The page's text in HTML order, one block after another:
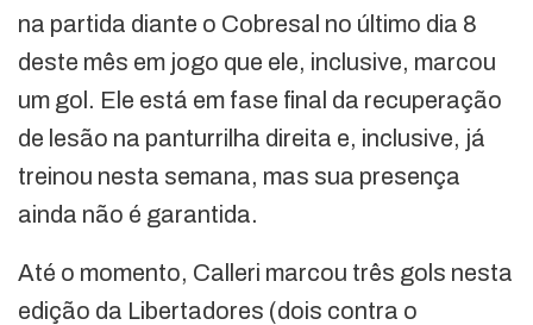
na partida diante o Cobresal no último dia 8
deste mês em jogo que ele, inclusive, marcou
um gol. Ele está em fase final da recuperação
de lesão na panturrilha direita e, inclusive, já
treinou nesta semana, mas sua presença
ainda não é garantida.
Até o momento, Calleri marcou três gols nesta
edição da Libertadores (dois contra o